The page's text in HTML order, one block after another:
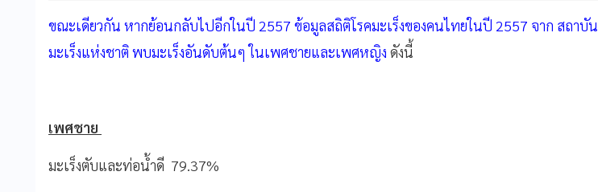
ขณะเดียวกัน หากย้อนกลับไปอีกในปี 2557 ข้อมูลสถิติโรคมะเร็งของคนไทยในปี 2557 จาก สถาบัน
มะเร็งแห่งชาติ พบมะเร็งอันดับต้นๆ ในเพศชายและเพศหญิง ดังนี้
เพศชาย
มะเร็งตับและท่อน้ำดี 79.37%